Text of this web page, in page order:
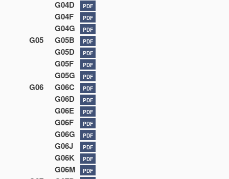
G04D PDF
G04F PDF
G04G PDF
G05 G05B PDF
G05D PDF
G05F PDF
G05G PDF
G06 G06C PDF
G06D PDF
G06E PDF
G06F PDF
G06G PDF
G06J PDF
G06K PDF
G06M PDF